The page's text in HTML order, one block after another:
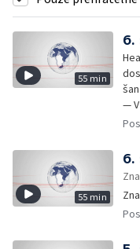
55 min
6.
—
—
55 min
6.